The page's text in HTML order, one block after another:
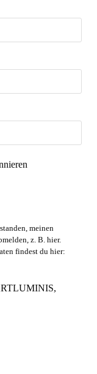
meinen
z. B. hier.
findest du hier: